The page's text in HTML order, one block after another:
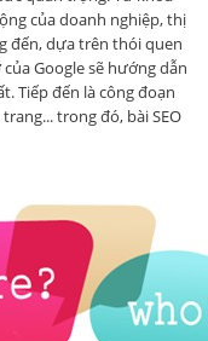
của doanh nghiệp, thị
đến, dựa trên thói quen
Google sẽ hướng dẫn
Tiếp đến là công đoạn
trong đó, bài SEO